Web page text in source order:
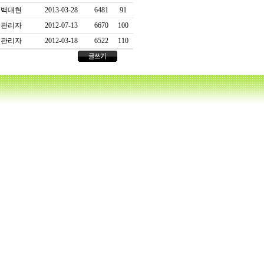
백대현 2013-03-28 6481
91
관리자
2012-07-13 6670
100
관리자
2012-03-18 6522 110